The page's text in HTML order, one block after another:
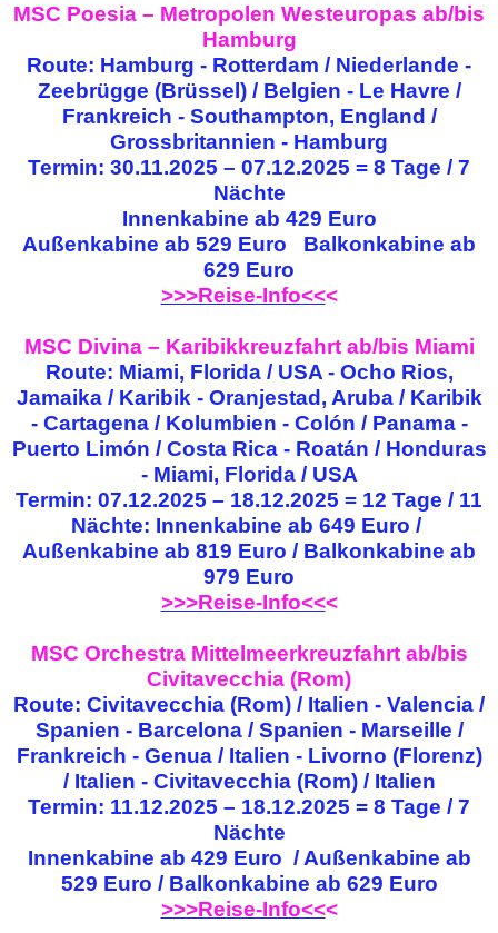
MSC Poesia – Metropolen Westeuropas ab/bis
Hamburg
Route: Hamburg - Rotterdam / Niederlande -
Zeebrügge (Brüssel) / Belgien - Le Havre /
Frankreich - Southampton, England /
Grossbritannien - Hamburg
Termin: 30.11.2025 – 07.12.2025 = 8 Tage / 7
Nächte
Innenkabine ab 429 Euro
Außenkabine ab 529 Euro Balkonkabine ab
629 Euro
>>>Reise-Info<<<
MSC Divina – Karibikkreuzfahrt ab/bis Miami
Route: Miami, Florida / USA - Ocho Rios,
Jamaika / Karibik - Oranjestad, Aruba / Karibik
- Cartagena / Kolumbien - Colón / Panama -
Puerto Limón / Costa Rica - Roatán / Honduras
- Miami, Florida / USA
Termin: 07.12.2025 – 18.12.2025 = 12 Tage / 11
Nächte: Innenkabine ab 649 Euro /
Außenkabine ab 819 Euro / Balkonkabine ab
979 Euro
>>>Reise-Info<<<
MSC Orchestra Mittelmeerkreuzfahrt ab/bis
Civitavecchia (Rom)
Route: Civitavecchia (Rom) / Italien - Valencia /
Spanien - Barcelona / Spanien - Marseille /
Frankreich - Genua / Italien - Livorno (Florenz)
/ Italien - Civitavecchia (Rom) / Italien
Termin: 11.12.2025 – 18.12.2025 = 8 Tage / 7
Nächte
Innenkabine ab 429 Euro / Außenkabine ab
529 Euro / Balkonkabine ab 629 Euro
>>>Reise-Info<<<